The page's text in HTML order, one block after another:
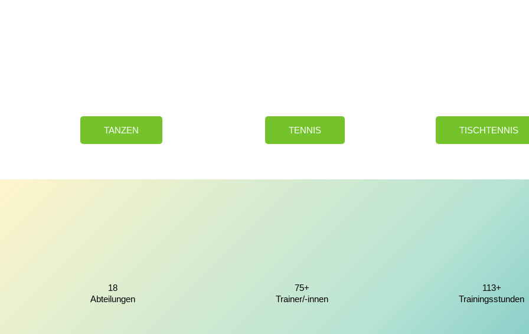
TANZEN TENNIS TISCHTENNIS
18
Abteilungen
75+
Trainer/-innen
113+
Trainingsstunden